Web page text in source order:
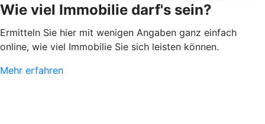
Wie viel Immobilie darf's sein?
Ermitteln Sie hier mit wenigen Angaben ganz einfach
online, wie viel Immobilie Sie sich leisten können.
Mehr erfahren